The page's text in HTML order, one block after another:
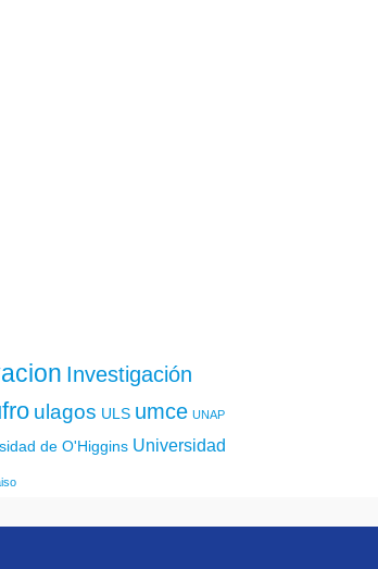
Investigación
ulagos ULS umce UNAP
de O'Higgins Universidad